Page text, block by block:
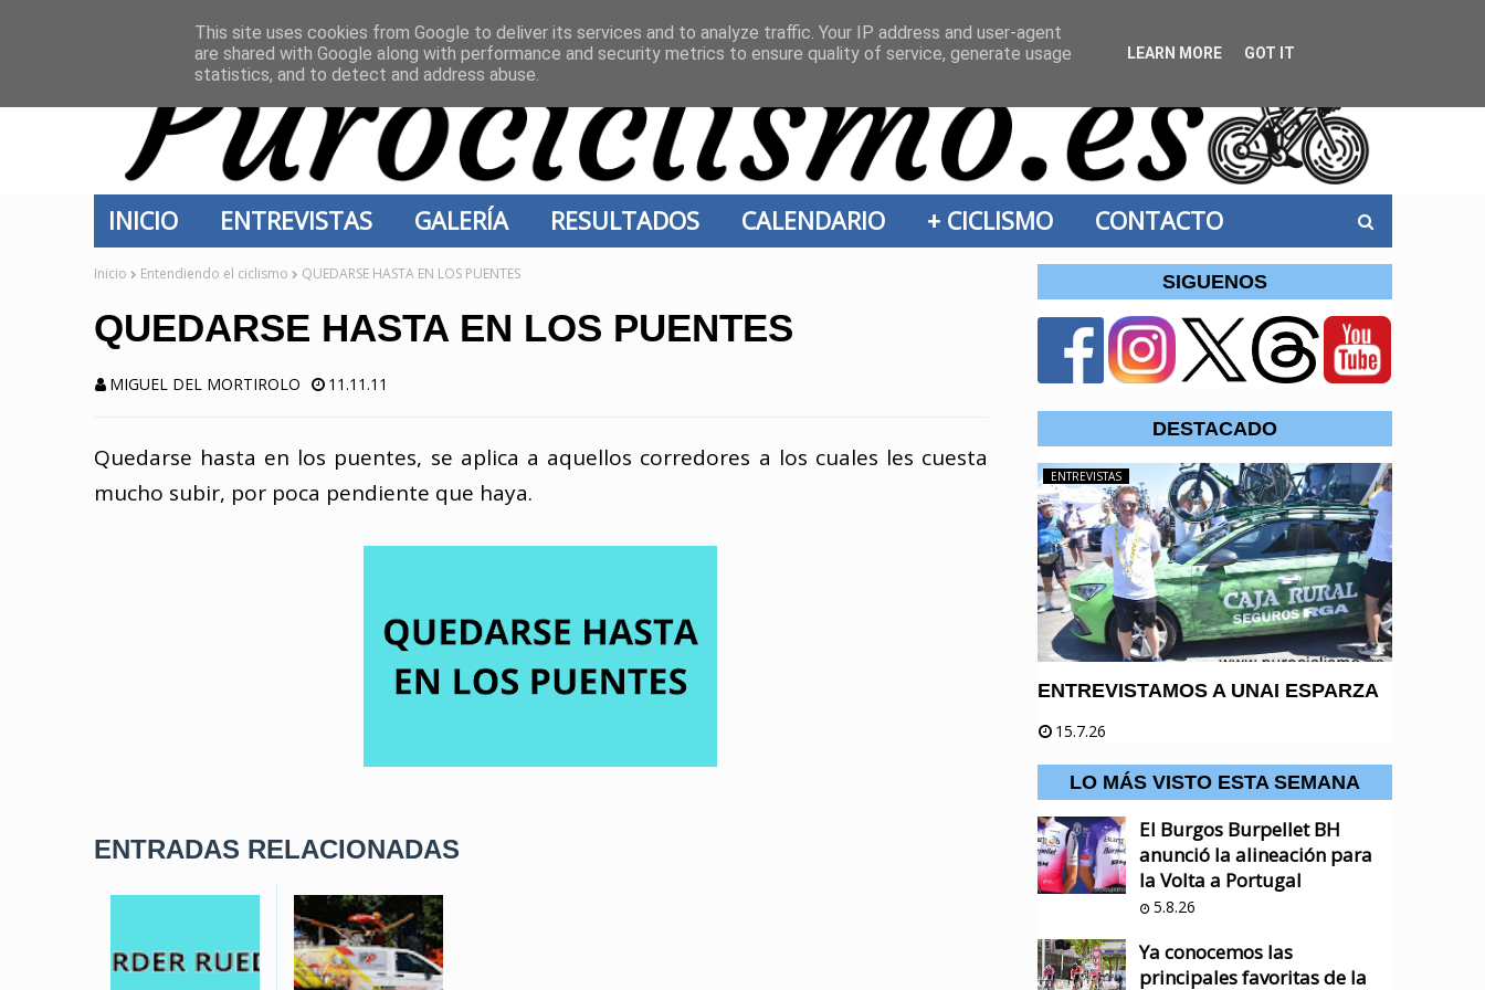
INICIO ENTREVISTAS GALERÍA RESULTADOS CALENDARIO + CICLISMO CONTACTO
Inicio Entendiendo el ciclismo QUEDARSE HASTA EN LOS PUENTES
QUEDARSE HASTA EN LOS PUENTES
MIGUEL DEL MORTIROLO 11.11.11
Quedarse hasta en los puentes, se aplica a aquellos corredores a los cuales les cuesta
mucho subir, por poca pendiente que haya.
ENTRADAS RELACIONADAS
SIGUENOS
DESTACADO
ENTREVISTAS
ENTREVISTAMOS A UNAI ESPARZA
15.7.26
LO MÁS VISTO ESTA SEMANA
El Burgos Burpellet BH
anunció la alineación para
la Volta a Portugal
5.8.26
Ya conocemos las
principales favoritas de la
This site uses cookies from Google to deliver its services and to analyze traffic. Your IP address and user-agent
are shared with Google along with performance and security metrics to ensure quality of service, generate usage
statistics, and to detect and address abuse.
LEARN MORE GOT IT